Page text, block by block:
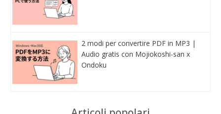
2 modi per convertire PDF in MP3 |
Audio gratis con Mojiokoshi-san x
Ondoku